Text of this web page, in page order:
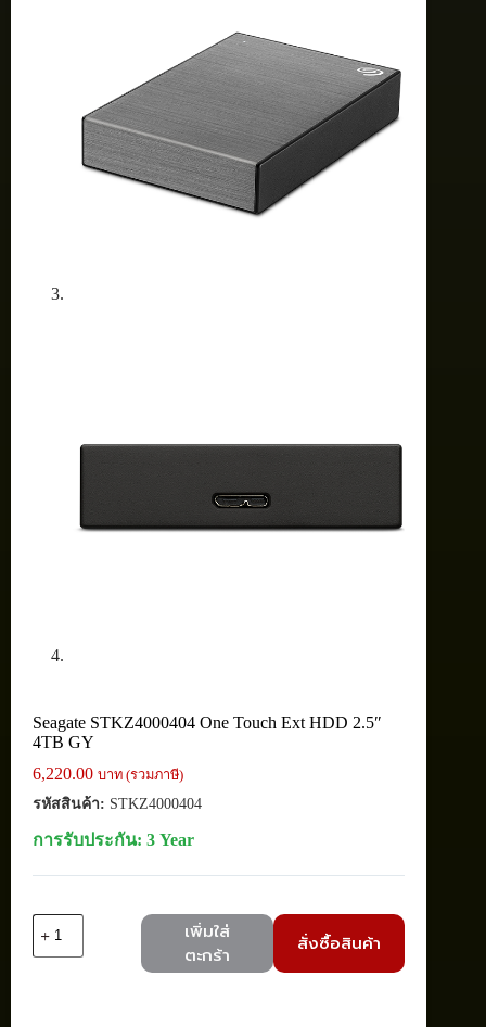
Seagate STKZ4000404 One Touch Ext HDD 2.5″
4TB GY
6,220.00 บาท (รวมภาษี)
รหัสสินค้า: STKZ4000404
การรับประกัน: 3 Year
จำนวน
เพิ่มใส่
ตะกร้า
สั่งซื้อสินค้า